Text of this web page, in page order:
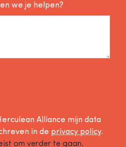
we je helpen?
Alliance mijn data
in de privacy policy.
om verder te gaan.